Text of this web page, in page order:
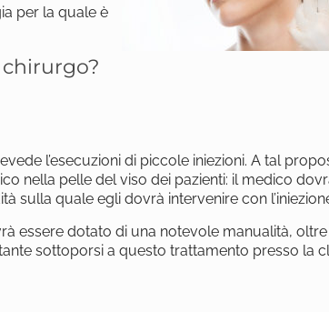
per la quale è
l’esecuzioni di piccole iniezioni. A tal
nella pelle del viso dei pazienti: il medico
sulla quale egli dovrà intervenire con
essere dotato di una notevole manualità,
sottoporsi a questo trattamento presso la